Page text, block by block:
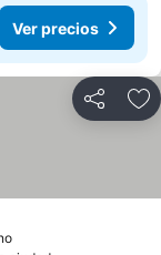
Ver precios
Compartir